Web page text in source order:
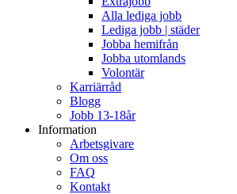
Alla lediga jobb
Lediga jobb | städer
Jobba hemifrån
Jobba utomlands
Volontär
Karriärråd
Blogg
Jobb 13-18år
Information
Arbetsgivare
Om oss
FAQ
Kontakt